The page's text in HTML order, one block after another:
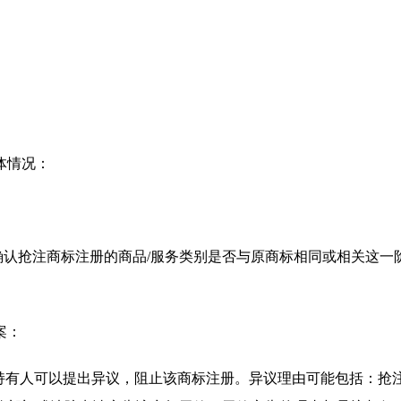
况：
抢注商标注册的商品/服务类别是否与原商标相同或相关这
人可以提出异议，阻止该商标注册。异议理由可能包括：